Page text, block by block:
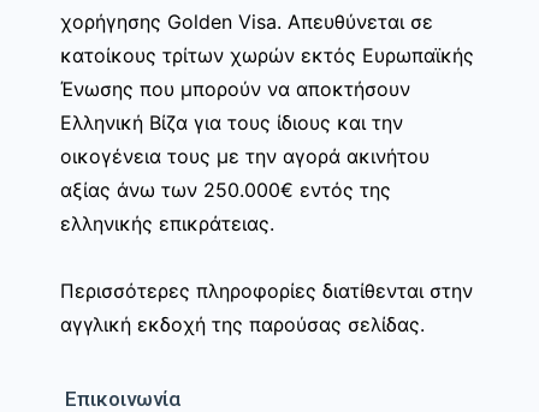
χορήγησης Golden Visa. Απευθύνεται σε
κατοίκους τρίτων χωρών εκτός Ευρωπαϊκής
Ένωσης που μπορούν να αποκτήσουν
Ελληνική Βίζα για τους ίδιους και την
οικογένεια τους με την αγορά ακινήτου
αξίας άνω των 250.000€ εντός της
ελληνικής επικράτειας.
Περισσότερες πληροφορίες διατίθενται στην
αγγλική εκδοχή της παρούσας σελίδας.
Επικοινωνία